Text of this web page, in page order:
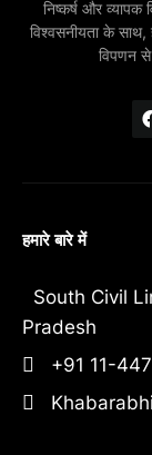
निष्कर्ष और व्यापक
विश्वसनीयता के साथ,
विपणन से
हमारे बारे में
South Civil
Pradesh
+91 11-